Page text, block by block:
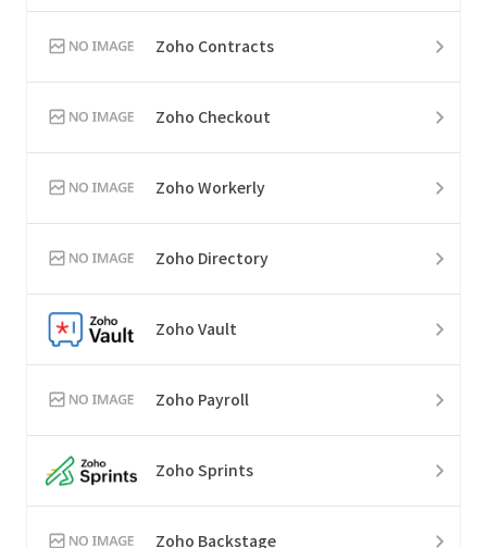
Zoho Contracts
Zoho Checkout
Zoho Workerly
Zoho Directory
Zoho Vault
Zoho Payroll
Zoho Sprints
Zoho Backstage